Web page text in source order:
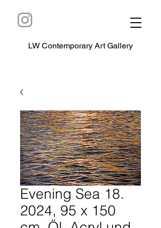
LW Contemporary Art Gallery
Evening Sea 18.
2024, 95 x 150